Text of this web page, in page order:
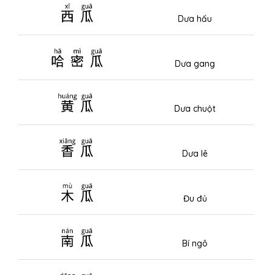
西瓜 Dưa hấu
哈密瓜 Dưa gang
黄瓜 Dưa chuột
香瓜 Dưa lê
木瓜 Đu đủ
南瓜 Bí ngô